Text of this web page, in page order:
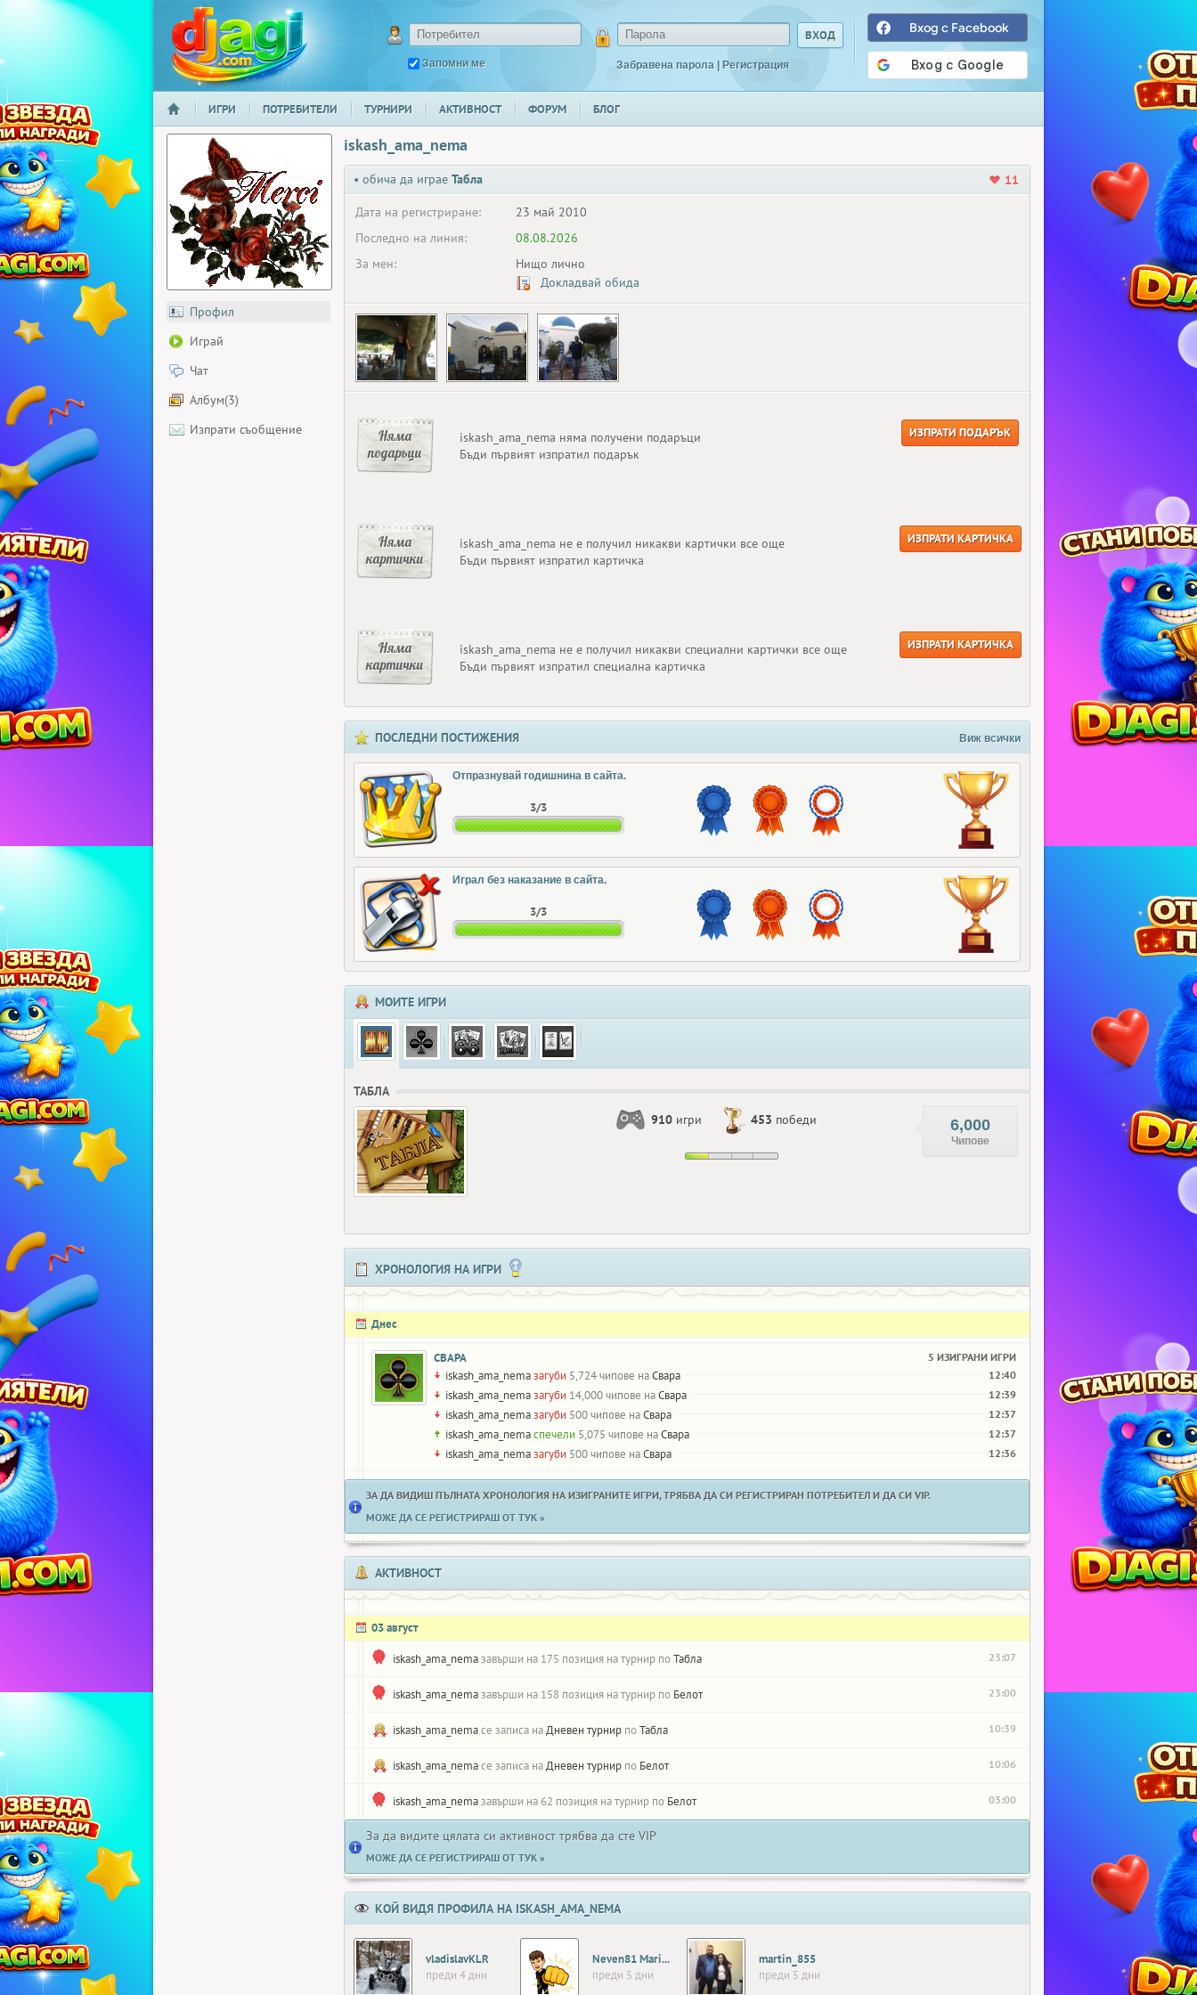
djagi.com
Запомни ме Забравена парола | Регистрация
Вход с Facebook
НАЧАЛО
ИГРИ ПОТРЕБИТЕЛИ ТУРНИРИ АКТИВНОСТ ФОРУМ БЛОГ
Профил
Играй
Чат
Албум(3)
Изпрати съобщение
iskash_ama_nema
• обича да играе Табла
11
Дата на регистриране:
23 май 2010
Последно на линия:
08.08.2026
За мен:
Нищо лично
Докладвай обида
Няма
подаръци
iskash_ama_nema няма получени подаръци
Бъди първият изпратил подарък
ИЗПРАТИ ПОДАРЪК
Няма
картички
iskash_ama_nema не е получил никакви картички все още
Бъди първият изпратил картичка
ИЗПРАТИ КАРТИЧКА
Няма
картички
iskash_ama_nema не е получил никакви специални картички все още
Бъди първият изпратил специална картичка
ИЗПРАТИ КАРТИЧКА
ПОСЛЕДНИ ПОСТИЖЕНИЯ Виж всички
Отпразнувай годишнина в сайта.
3/3
Играл без наказание в сайта.
3/3
МОИТЕ ИГРИ
ТАБЛА
910 игри 453 победи 6,000
Чипове
ХРОНОЛОГИЯ НА ИГРИ
Днес
СВАРА 5 ИЗИГРАНИ ИГРИ
iskash_ama_nemaзагуби 5,724 чипове наСвара 12:40
iskash_ama_nemaзагуби 14,000 чипове наСвара 12:39
iskash_ama_nemaзагуби 500 чипове наСвара 12:37
iskash_ama_nemaспечели 5,075 чипове наСвара 12:37
iskash_ama_nemaзагуби 500 чипове наСвара 12:36
ЗА ДА ВИДИШ ПЪЛНАТА ХРОНОЛОГИЯ НА ИЗИГРАНИТЕ ИГРИ, ТРЯБВА ДА СИ РЕГИСТРИРАН ПОТРЕБИТЕЛ И ДА СИ VIP.
МОЖЕ ДА СЕ РЕГИСТРИРАШ ОТ ТУК »
АКТИВНОСТ
03 август
iskash_ama_nemaзавърши на 175 позиция на турнир поТабла 23:07
iskash_ama_nemaзавърши на 158 позиция на турнир по Белот 23:00
iskash_ama_nemaсе записа наДневен турнир поТабла 10:39
iskash_ama_nemaсе записа наДневен турнир по Белот 10:06
iskash_ama_nemaзавърши на 62 позиция на турнир по Белот 03:00
За да видите цялата си активност трябва да сте VIP
МОЖЕ ДА СЕ РЕГИСТРИРАШ ОТ ТУК »
КОЙ ВИДЯ ПРОФИЛА НА ISKASH_AMA_NEMA
vladislavKLR
преди 4 дни
Neven81 Marinov
преди 5 дни
martin_855
преди 5 дни